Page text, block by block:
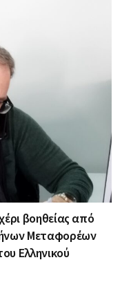
βοηθείας από
Μεταφορέων
Ελληνικού